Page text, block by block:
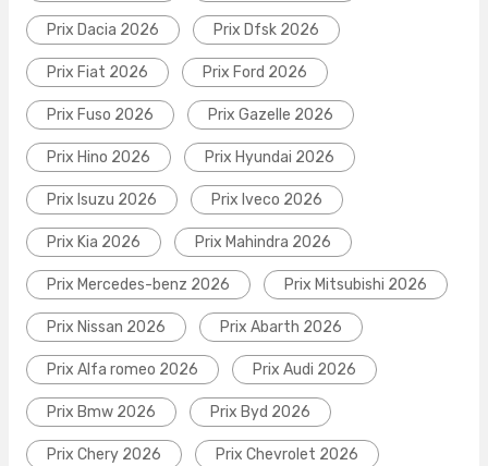
Prix Dacia 2026 Prix Dfsk 2026
Prix Fiat 2026 Prix Ford 2026
Prix Fuso 2026 Prix Gazelle 2026
Prix Hino 2026 Prix Hyundai 2026
Prix Isuzu 2026 Prix Iveco 2026
Prix Kia 2026 Prix Mahindra 2026
Prix Mercedes-benz 2026 Prix Mitsubishi 2026
Prix Nissan 2026 Prix Abarth 2026
Prix Alfa romeo 2026 Prix Audi 2026
Prix Bmw 2026 Prix Byd 2026
Prix Chery 2026 Prix Chevrolet 2026